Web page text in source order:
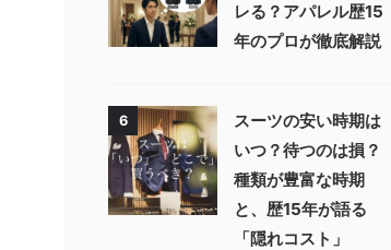
レる？アパレル歴15
年のプロが徹底解説
6
スーツの安い時期は
いつ？待つのは損？
種類が豊富な時期
と、歴15年が語る
「隠れコスト」